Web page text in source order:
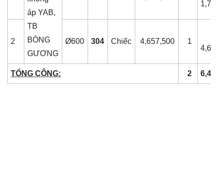
áp YAB,
TB
BÓNG
GƯƠNG
2 Ø600 304 Chiếc 4,657,500
1
TỔNG CỘNG: 2